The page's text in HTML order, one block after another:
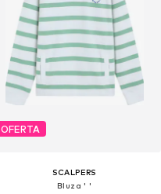
OFERTA
SCALPERS
Bluza ' '